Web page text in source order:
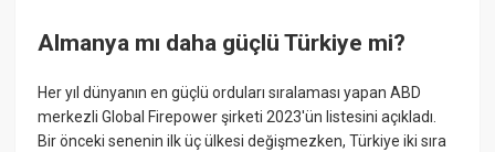
Almanya mı daha güçlü Türkiye mi?
Her yıl dünyanın en güçlü orduları sıralaması yapan ABD
merkezli Global Firepower şirketi 2023'ün listesini açıkladı.
Bir önceki senenin ilk üç ülkesi değişmezken, Türkiye iki sıra